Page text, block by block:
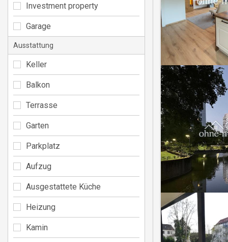
Investment property
Garage
Ausstattung
Keller
Balkon
Terrasse
Garten
Parkplatz
Aufzug
Ausgestattete Küche
Heizung
Kamin